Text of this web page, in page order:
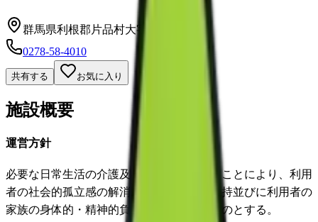
群馬県利根郡片品村大字摺渕340番地
0278-58-4010
共有する お気に入り
施設概要
運営方針
必要な日常生活の介護及び機能訓練を行うことにより、利用
者の社会的孤立感の解消及び心身機能の維持並びに利用者の
家族の身体的・精神的負担の軽減を図るものとする。